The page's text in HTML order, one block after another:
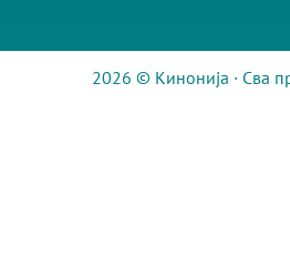
2026 © Кинонија · Сва